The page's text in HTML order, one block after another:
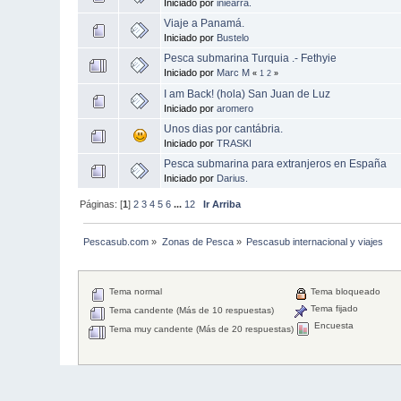
Iniciado poriñiearra.
Viaje a Panamá.
Iniciado por Bustelo
Pesca submarina Turquia .- Fethyie
Iniciado por Marc M « 1 2 »
I am Back! (hola) San Juan de Luz
Iniciado poraromero
Unos dias por cantábria.
Iniciado porTRASKI
Pesca submarina para extranjeros en España
Iniciado por Darius.
Páginas: [1]2 3 4 5 6 ... 12 Ir Arriba
Pescasub.com » Zonas de Pesca» Pescasub internacional y viajes
Tema normal
Tema candente (Más de 10 respuestas)
Tema muy candente (Más de 20 respuestas)
Tema bloqueado
Tema fijado
Encuesta